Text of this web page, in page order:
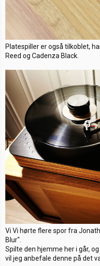
Platespiller er også tilkoblet,
Reed og Cadenza Black.
Vi Vi hørte flere spor fra
Blur".
Spilte den hjemme her i går,
vil jeg anbefale denne på det